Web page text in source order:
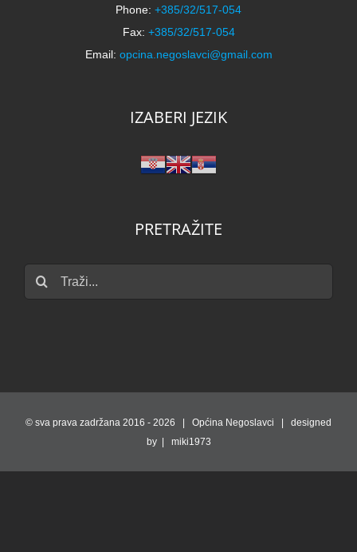
Phone: +385/32/517-054
Fax: +385/32/517-054
Email: opcina.negoslavci@gmail.com
IZABERI JEZIK
PRETRAŽITE
Traži...
© sva prava zadržana 2016 - 2026 | Općina Negoslavci | designed
by | miki1973